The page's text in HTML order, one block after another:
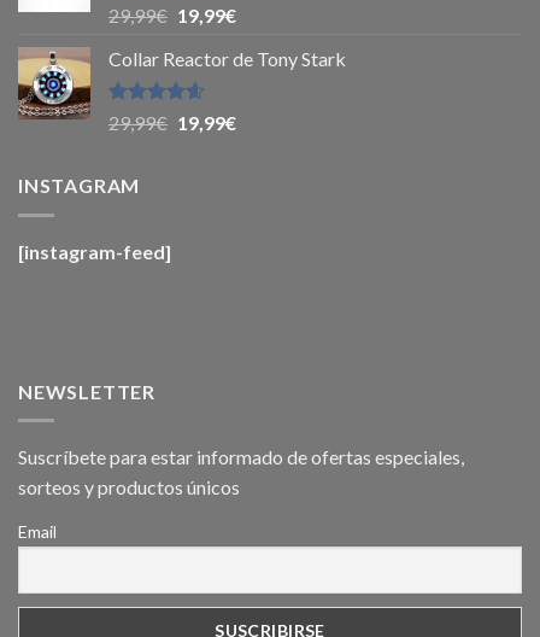
Valorado
con
de 5
29,99€ 19,99€
Collar Reactor de Tony Stark
Valorado
con
29,99€ 19,99€
INSTAGRAM
[instagram-feed]
NEWSLETTER
Suscríbete para estar informado de ofertas especiales,
sorteos y productos únicos
Email